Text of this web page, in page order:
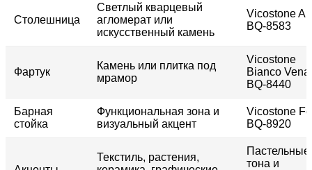
Столешница
Светлый кварцевый
агломерат или
искусственный камень
Vicostone
BQ-8583
Фартук
Камень или плитка под
мрамор
Vicostone
Bianco
BQ-8440
Барная
стойка
Функциональная зона и
визуальный акцент
Vicostone
BQ-8920
Текстиль, растения,
Пастельные
тона и